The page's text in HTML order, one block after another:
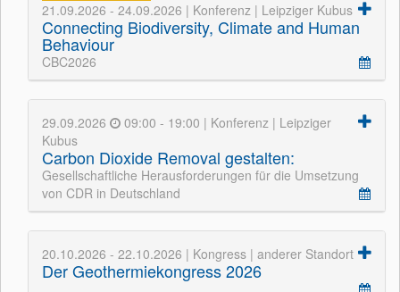
21.09.2026 - 24.09.2026 | Konferenz | Leipziger Kubus
Connecting Biodiversity, Climate and Human
Behaviour
CBC2026
29.09.2026
09:00 - 19:00 | Konferenz | Leipziger
Kubus
Carbon Dioxide Removal gestalten:
Gesellschaftliche Herausforderungen für die Umsetzung
von CDR in Deutschland
20.10.2026 - 22.10.2026 | Kongress | anderer Standort
Der Geothermiekongress 2026